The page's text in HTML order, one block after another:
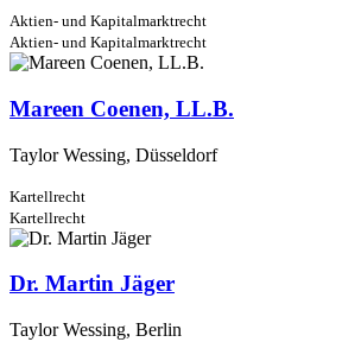
Aktien- und Kapitalmarktrecht
Aktien- und Kapitalmarktrecht
Mareen Coenen, LL.B.
Taylor Wessing, Düsseldorf
Kartellrecht
Kartellrecht
Dr. Martin Jäger
Taylor Wessing, Berlin